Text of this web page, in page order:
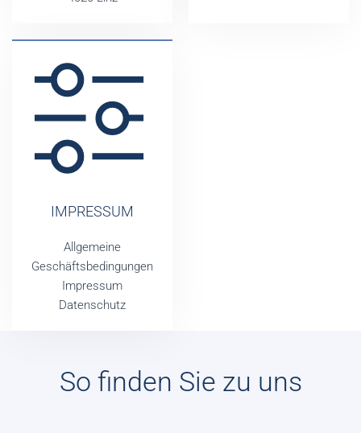
IMPRESSUM
Allgemeine
Geschäftsbedingungen
Impressum
Datenschutz
So finden Sie zu uns